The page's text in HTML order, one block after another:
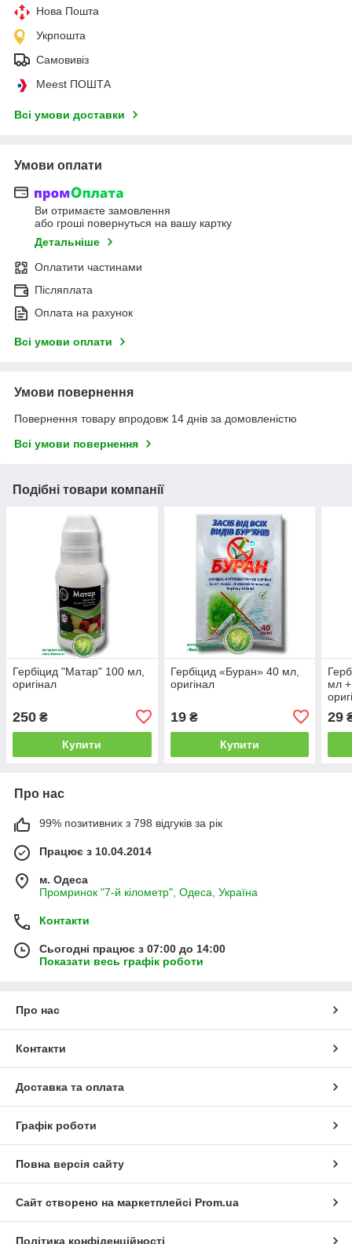
Нова Пошта
Укрпошта
Самовивіз
Meest ПОШТА
Всі умови доставки
Умови оплати
Ви отримаєте замовлення
або гроші повернуться на вашу картку
Детальніше
Оплатити частинами
Післяплата
Оплата на рахунок
Всі умови оплати
Умови повернення
Повернення товару впродовж 14 днів за домовленістю
Всі умови повернення
Подібні товари компанії
Гербіцид "Матар" 100 мл,
оригінал
250 ₴
Купити
Гербіцид «Буран» 40 мл,
оригінал
19₴
Купити
мл +
29
Про нас
99% позитивних з 798 відгуків за рік
Працює з 10.04.2014
м. Одеса
Промринок "7-й кілометр", Одеса, Україна
Контакти
Сьогодні працює з 07:00 до 14:00
Показати весь графік роботи
Про нас
Контакти
Доставка та оплата
Графік роботи
Повна версія сайту
Сайт створено на маркетплейсі Prom.ua
Політика конфіденційності